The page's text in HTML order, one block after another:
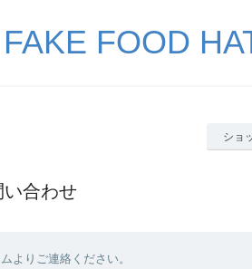
FOOD
ショ
い合わせ
よりご連絡ください。